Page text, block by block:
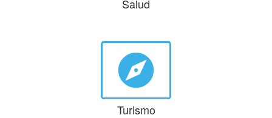
Salud
explore
Turismo